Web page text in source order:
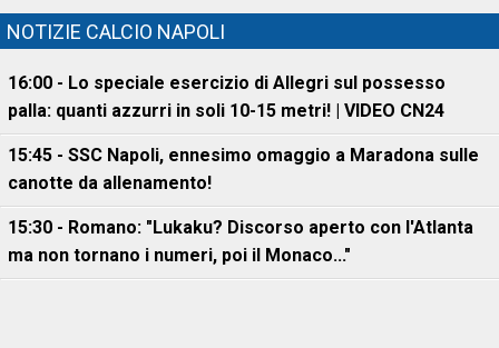
NOTIZIE CALCIO NAPOLI
16:00 - Lo speciale esercizio di Allegri sul possesso
palla: quanti azzurri in soli 10-15 metri! | VIDEO CN24
15:45 - SSC Napoli, ennesimo omaggio a Maradona sulle
canotte da allenamento!
15:30 - Romano: "Lukaku? Discorso aperto con l'Atlanta
ma non tornano i numeri, poi il Monaco..."